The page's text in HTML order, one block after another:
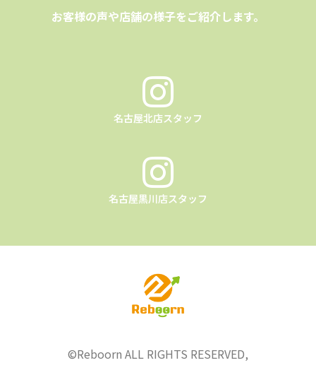
お客様の声や店舗の様子をご紹介します。
名古屋北店スタッフ
名古屋黒川店スタッフ
©︎Reboorn ALL RIGHTS RESERVED,